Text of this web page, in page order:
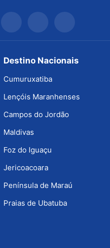
Destino Nacionais
Cumuruxatiba
Lençóis Maranhenses
Campos do Jordão
Maldivas
Foz do Iguaçu
Jericoacoara
Península de Maraú
Praias de Ubatuba